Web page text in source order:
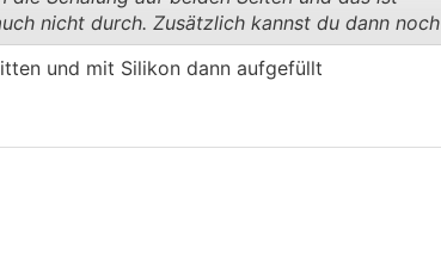
nicht durch. Zusätzlich kannst du dann noch
und mit Silikon dann aufgefüllt